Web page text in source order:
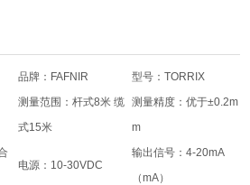
品牌：FAFNIR 型号：TORRIX
测量范围：杆式8米 缆
式15米
测量精度：优于±0.2m
m
电源：10-30VDC
输出信号：4-20mA
（mA）